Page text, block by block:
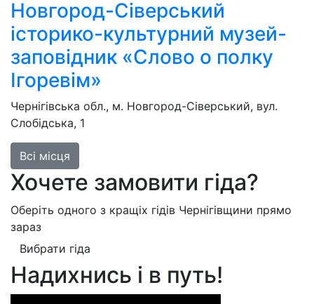
Новгород-Сіверський
історико-культурний музей-
заповідник «Слово о полку
Ігоревім»
Чернігівська обл., м. Новгород-Сіверський, вул.
Слобідська, 1
Всі місця
Хочете замовити гіда?
Оберіть одного з кращіх гідів Чернігівщини прямо
зараз
Вибрати гіда
Надихнись і в путь!